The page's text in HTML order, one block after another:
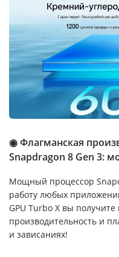
◉ Флагманская
Snapdragon 8 Gen 3:
Мощный процессор
работу любых
GPU Turbo X вы
производительность и
и зависаниях!